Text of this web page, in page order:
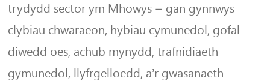
trydydd sector ym Mhowys – gan gynnwys
clybiau chwaraeon, hybiau cymunedol, gofal
diwedd oes, achub mynydd, trafnidiaeth
gymunedol, llyfrgelloedd, a’r gwasanaeth